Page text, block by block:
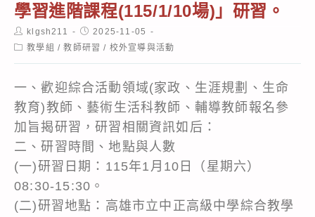
學習進階課程(115/1/10場)」研習。
Post
author:
klgsh211
Post
published:
2025-11-05
Post教學組 / 教師研習 / 校外宣導與活動
一、歡迎綜合活動領域(家政、生涯規劃、生命
教育)教師、藝術生活科教師、輔導教師報名參
加旨揭研習，研習相關資訊如后：
二、研習時間、地點與人數
(一)研習日期：115年1月10日（星期六）
08:30-15:30。
(二)研習地點：高雄市立中正高級中學綜合教學